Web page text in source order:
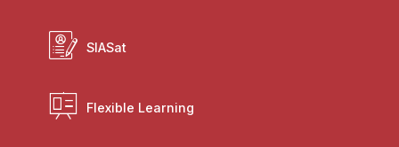
SIASat
Flexible Learning